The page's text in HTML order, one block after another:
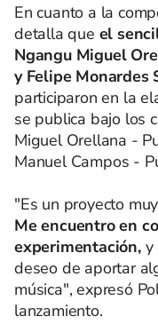
En cuanto a la
detalla que el
Ngangu Miguel
y Felipe Monardes
participaron en la
se publica bajo los
Miguel Orellana -
Manuel Campos -
"Es un proyecto
Me encuentro en
experimentación,y
deseo de aportar
música", expresó
lanzamiento.